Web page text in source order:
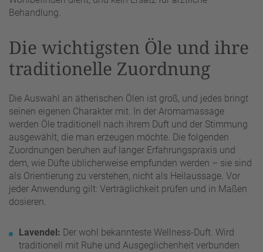
Behandlung.
Die wichtigsten Öle und ihre
traditionelle Zuordnung
Die Auswahl an ätherischen Ölen ist groß, und jedes bringt
seinen eigenen Charakter mit. In der Aromamassage
werden Öle traditionell nach ihrem Duft und der Stimmung
ausgewählt, die man erzeugen möchte. Die folgenden
Zuordnungen beruhen auf langer Erfahrungspraxis und
dem, wie Düfte üblicherweise empfunden werden – sie sind
als Orientierung zu verstehen, nicht als Heilaussage. Vor
jeder Anwendung gilt: Verträglichkeit prüfen und in Maßen
dosieren.
Lavendel: Der wohl bekannteste Wellness-Duft. Wird
traditionell mit Ruhe und Ausgeglichenheit verbunden